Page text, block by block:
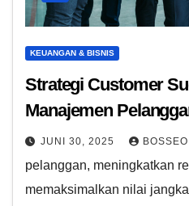
KEUANGAN & BISNIS
Strategi Customer
Manajemen
JUNI 30, 2025 BOSSEO
pelanggan, meningkatkan
memaksimalkan nilai